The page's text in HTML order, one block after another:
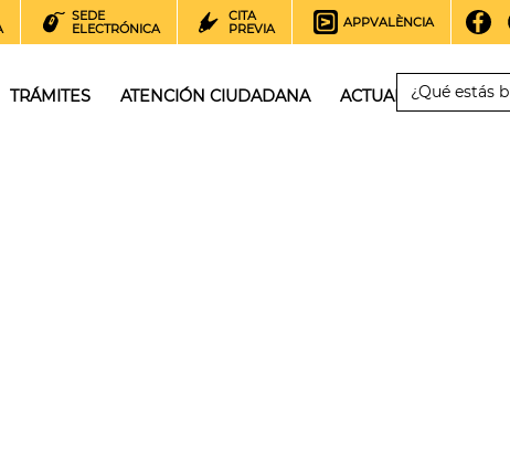
SEDE
ELECTRÓNICA
CITA
PREVIA
APPVALÈNCIA
TRÁMITES ATENCIÓN CIUDADANA ACTUALIDAD